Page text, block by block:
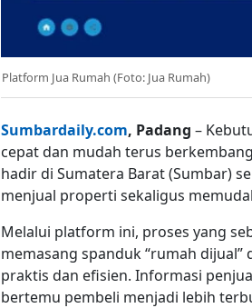
Platform Jua Rumah (Foto: Jua Rumah)
Sumbardaily.com, Padang –
cepat dan mudah terus
hadir di Sumatera Barat (Sumbar)
menjual properti sekaligus
Melalui platform ini, proses yang
memasang spanduk “rumah
praktis dan efisien. Informasi
bertemu pembeli menjadi lebih